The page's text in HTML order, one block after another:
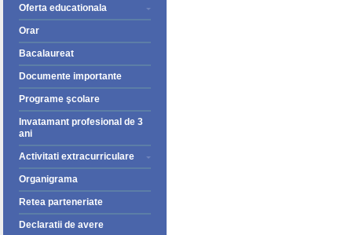
Oferta educationala
Orar
Bacalaureat
Documente importante
Programe şcolare
Invatamant profesional de 3
ani
Activitati extracurriculare
Organigrama
Retea parteneriate
Declaratii de avere